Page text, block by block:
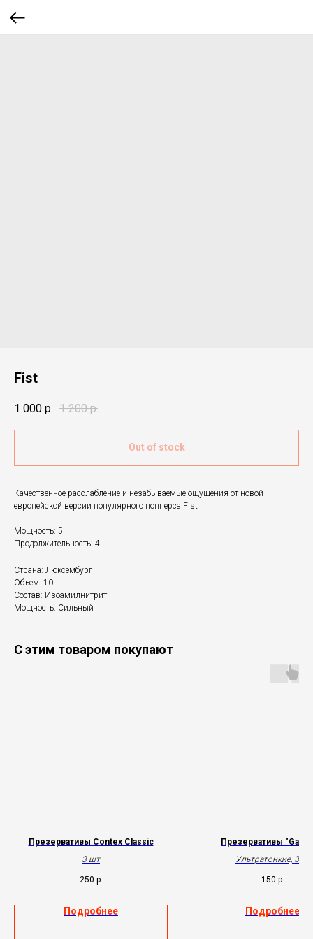
Fist
1 000 р. 1 200 р.
Out of stock
Качественное расслабление и незабываемые ощущения от новой
европейской версии популярного попперса Fist
Мощность: 5
Продолжительность: 4
Страна: Люксембург
Объем: 10
Состав: Изоамилнитрит
Мощность: Сильный
С этим товаром покупают
Презервативы Contex Classic
3 шт
250 р.
Подробнее
Презервативы
Ультратонкие, 3шт
150 р.
Подробнее